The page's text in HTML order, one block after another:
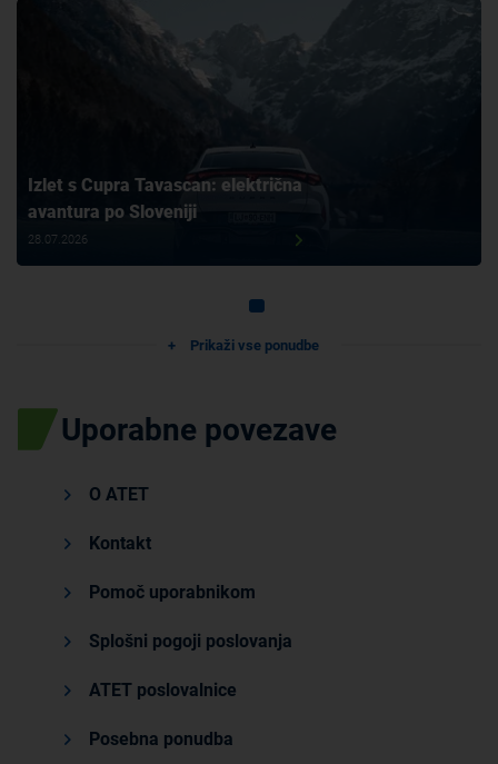
Izlet s Cupra Tavascan: električna
avantura po Sloveniji
28.07.2026
Prikaži vse ponudbe
Uporabne povezave
O ATET
Kontakt
Pomoč uporabnikom
Splošni pogoji poslovanja
ATET poslovalnice
Posebna ponudba